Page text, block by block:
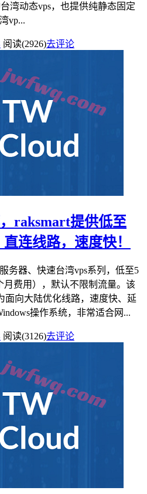
湾动态vps，也提供纯静态固定
vp...
阅读(2926)去评论
raksmart提供低至
连线路，速度快！
务器、快速台湾vps系列，低至5
月费用），默认不限制流量。该
面向大陆优化线路，速度快、延
操作系统，非常适合网...
阅读(3126)去评论